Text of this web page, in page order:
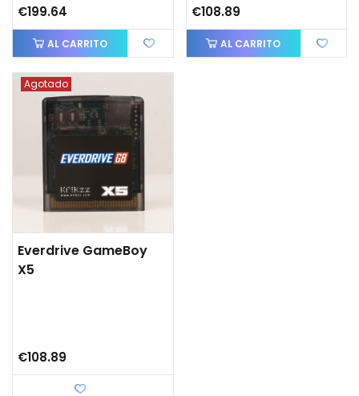
€199.64
AL CARRITO
€108.89
AL CARRITO
Agotado
Everdrive GameBoy
X5
€108.89